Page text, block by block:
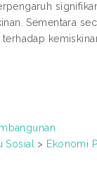
Sementara
Sosial > Ekonomi